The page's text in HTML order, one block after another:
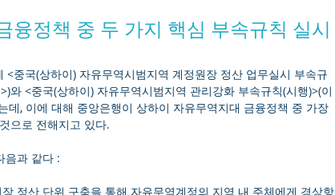
융정책 중 두 가지 핵심 부속규칙 실시
중국(상하이) 자유무역시범지역 계정원장 정산 업무실시 부속규
와 <중국(상하이) 자유무역시범지역 관리강화 부속규칙(시행)>(이
데, 이에 대해 중앙은행이 상하이 자유무역지대 금융정책 중 가장
으로 전해지고 있다.
음과 같다 :
정산 단위 구축을 통해 자유무역계정의 지역 내 주체에게 경상항